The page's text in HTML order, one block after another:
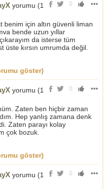
0
yorumu (1
benim için altın güvenli liman
bende uzun yıllar
da isterse tüm
üste kırsın umrumda değil.
göster)
0
yorumu (1
Zaten ben hiçbir zaman
Hep yanlış zamana denk
Zaten parayı kolay
çok bozuk.
göster)
0
yorumu (1